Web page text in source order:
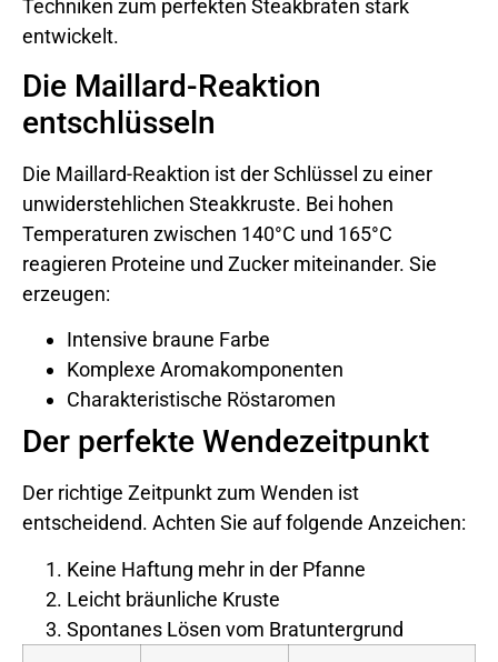
Techniken zum perfekten Steakbraten stark
entwickelt.
Die Maillard-Reaktion
entschlüsseln
Die Maillard-Reaktion ist der Schlüssel zu einer
unwiderstehlichen Steakkruste. Bei hohen
Temperaturen zwischen 140°C und 165°C
reagieren Proteine und Zucker miteinander. Sie
erzeugen:
Intensive braune Farbe
Komplexe Aromakomponenten
Charakteristische Röstaromen
Der perfekte Wendezeitpunkt
Der richtige Zeitpunkt zum Wenden ist
entscheidend. Achten Sie auf folgende Anzeichen:
Keine Haftung mehr in der Pfanne
Leicht bräunliche Kruste
Spontanes Lösen vom Bratuntergrund